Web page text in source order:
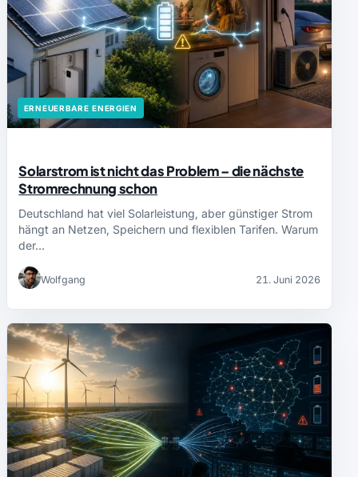
ERNEUERBARE ENERGIEN
Solarstrom ist nicht das Problem – die nächste
Stromrechnung schon
Deutschland hat viel Solarleistung, aber günstiger Strom
hängt an Netzen, Speichern und flexiblen Tarifen. Warum
der…
Wolfgang 21. Juni 2026